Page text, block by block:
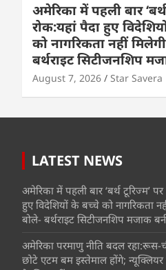
अमेरिका में पहली बार
रोक:यहां पैदा हुए
को नागरिकता नहीं
बर्थराइट सिटीजनशिप
August 7, 2026 Star Savera
LATEST NEWS
अमेरिका में पहली बार ‘बर्थ टूरिज्म’
हुए विदेशियों के बच्चे को नागरिकता
बोले- बर्थराइट सिटीजनशिप मजाक
अमेरिका परमाणु नीति बदल रहा:रूस-
छोटे एटम बम इस्तेमाल होंगे; न्यूक्लियर